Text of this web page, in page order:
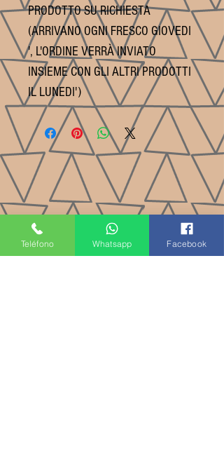
PRODOTTO SU RICHIESTA
(ARRIVANO OGNI FRESCO GIOVEDI
', L'ORDINE VERRÀ INVIATO
INSIEME CON GLI ALTRI PRODOTTI
IL LUNEDI')
Teléfono Whatsapp Facebook